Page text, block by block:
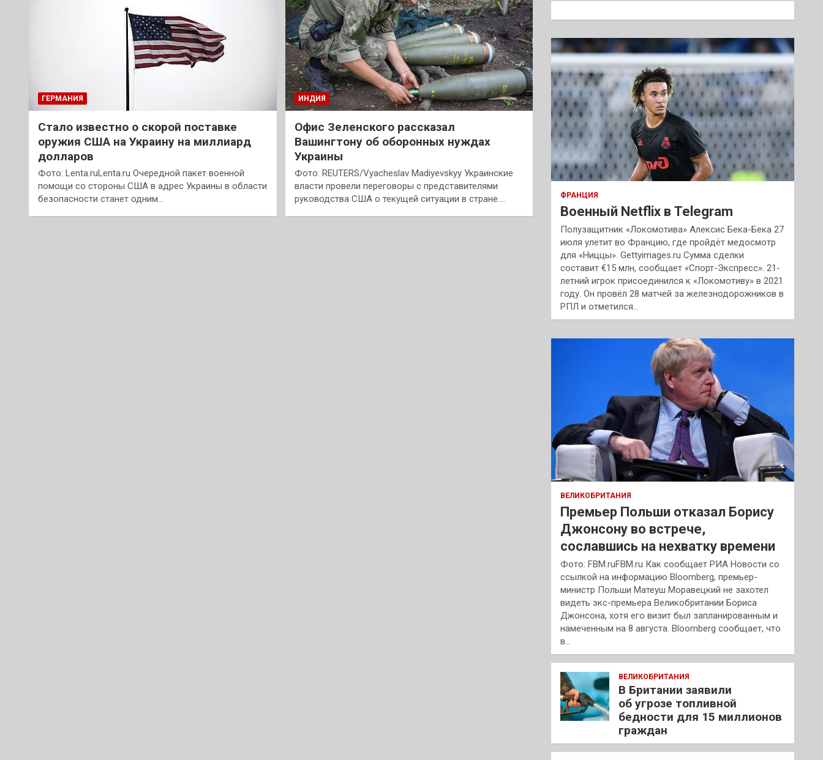
ГЕРМАНИЯ
Стало известно о скорой поставке
оружия США на Украину на миллиард
долларов
Фото: Lenta.ruLenta.ru Очередной пакет военной
помощи со стороны США в адрес Украины в области
безопасности станет одним…
ИНДИЯ
Офис Зеленского рассказал
Вашингтону об оборонных нуждах
Украины
Фото: REUTERS/Vyacheslav Madiyevskyy Украинские
власти провели переговоры с представителями
руководства США о текущей ситуации в стране.…
к
ФРАНЦИЯ
Военный Netflix в Telegram
Полузащитник «Локомотива» Алексис Бека-Бека 27
июля улетит во Францию, где пройдёт медосмотр
для «Ниццы». Gettyimages.ru Сумма сделки
составит €15 млн, сообщает «Спорт-Экспресс». 21-
летний игрок присоединился к «Локомотиву» в 2021
году. Он провёл 28 матчей за железнодорожников в
РПЛ и отметился…
ВЕЛИКОБРИТАНИЯ
Премьер Польши отказал Борису
Джонсону во встрече,
сославшись на нехватку времени
Фото: FBM.ruFBM.ru Как сообщает РИА Новости со
ссылкой на информацию Bloomberg, премьер-
министр Польши Матеуш Моравецкий не захотел
видеть экс-премьера Великобритании Бориса
Джонсона, хотя его визит был запланированным и
намеченным на 8 августа. Bloomberg сообщает, что
в…
ВЕЛИКОБРИТАНИЯ
В Британии заявили
об угрозе топливной
бедности для 15 миллионов
граждан